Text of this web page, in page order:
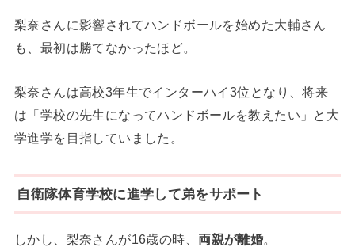
梨奈さんに影響されてハンドボールを始めた大輔さん
も、最初は勝てなかったほど。
梨奈さんは高校3年生でインターハイ3位となり、将来
は「学校の先生になってハンドボールを教えたい」と大
学進学を目指していました。
自衛隊体育学校に進学して弟をサポート
しかし、梨奈さんが16歳の時、 両親が離婚